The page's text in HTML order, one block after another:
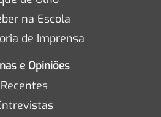
na Escola
de Imprensa
e Opiniões
Recentes